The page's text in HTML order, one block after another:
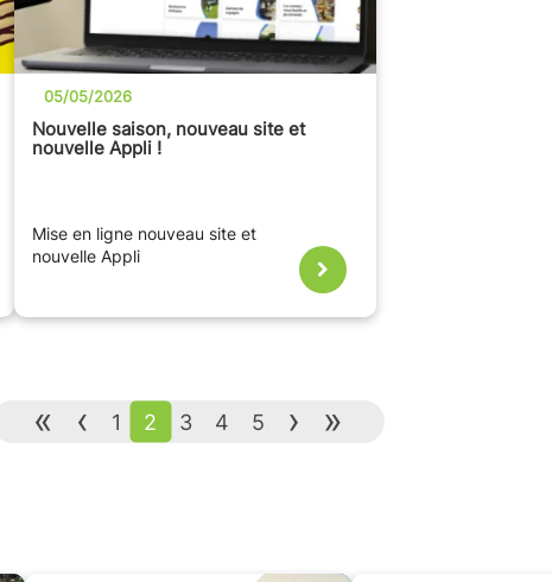
05/05/2026
Nouvelle saison, nouveau site et
nouvelle Appli !
Mise en ligne nouveau site et
nouvelle Appli
« ‹ 1 2 3 4 5 › »